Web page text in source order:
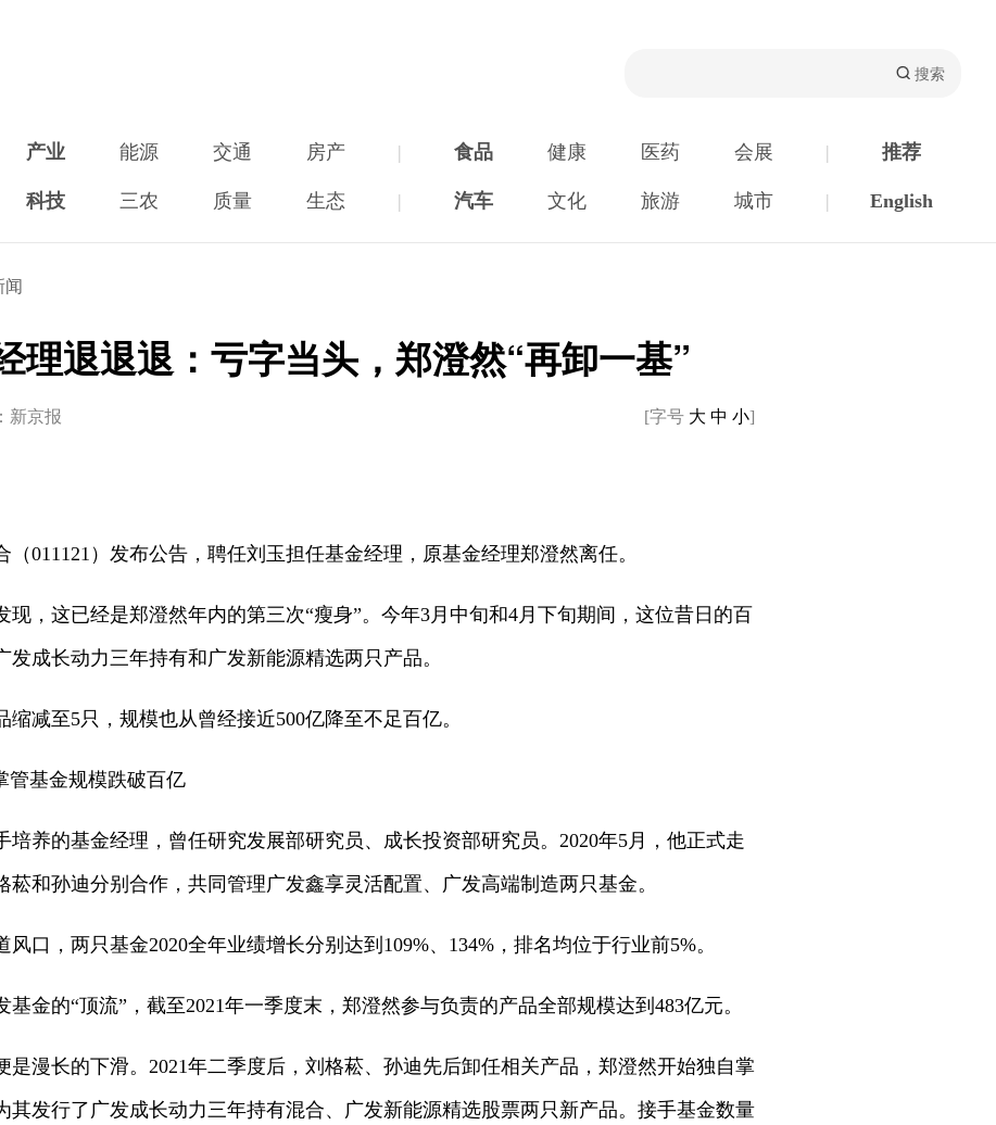
产业 能源 交通 房产 | 食品 健康 医药 会展 | 推荐
科技 三农 质量 生态 | 汽车 文化 旅游 城市 | English
闻
理退退退：亏字当头，郑澄然“再卸一基”
新京报 [字号 大 中 小]
（011121）发布公告，聘任刘玉担任基金经理，原基金经理郑澄然离任。
现，这已经是郑澄然年内的第三次“瘦身”。今年3月中旬和4月下旬期间，这位昔日的百
成长动力三年持有和广发新能源精选两只产品。
缩减至5只，规模也从曾经接近500亿降至不足百亿。
管基金规模跌破百亿
培养的基金经理，曾任研究发展部研究员、成长投资部研究员。2020年5月，他正式走
菘和孙迪分别合作，共同管理广发鑫享灵活配置、广发高端制造两只基金。
口，两只基金2020全年业绩增长分别达到109%、134%，排名均位于行业前5%。
金的“顶流”，截至2021年一季度末，郑澄然参与负责的产品全部规模达到483亿元。
是漫长的下滑。2021年二季度后，刘格菘、孙迪先后卸任相关产品，郑澄然开始独自掌
其发行了广发成长动力三年持有混合、广发新能源精选股票两只新产品。接手基金数量